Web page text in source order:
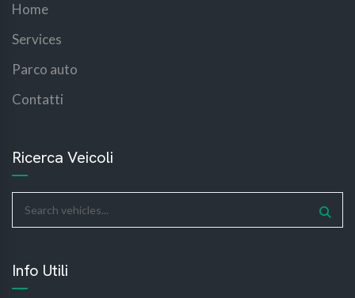
Home
Services
Parco auto
Contatti
Ricerca Veicoli
Info Utili